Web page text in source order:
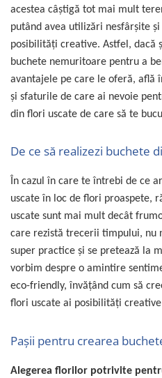
acestea câştigă tot mai mult
putând avea utilizări nesfârşite
posibilităţi creative. Astfel, dacă
buchete nemuritoare pentru a
avantajele pe care le oferă,
şi sfaturile de care ai nevoie
din flori uscate de care să te
De ce să realizezi buchete
În cazul în care te întrebi de ce
uscate în loc de flori proaspete,
uscate sunt mai mult decât
care rezistă trecerii timpului, nu
super practice şi se pretează la
vorbim despre o amintire
eco-friendly, învățând cum să
flori uscate ai posibilităţi
Paşii pentru crearea
Alegerea florilor potrivite